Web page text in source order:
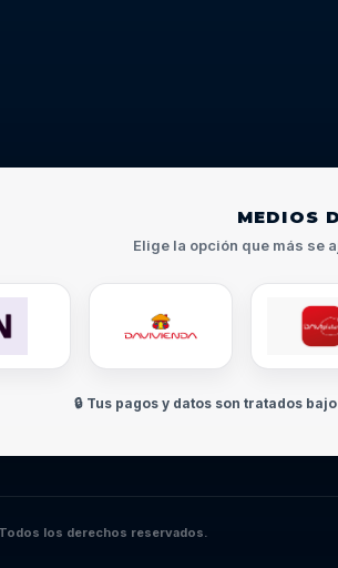
MEDIOS
Elige la opción que más se
🔒 Tus pagos y datos son tratados
Todos los derechos reservados.